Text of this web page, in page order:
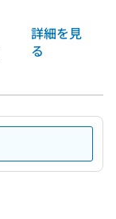
詳細を見
る